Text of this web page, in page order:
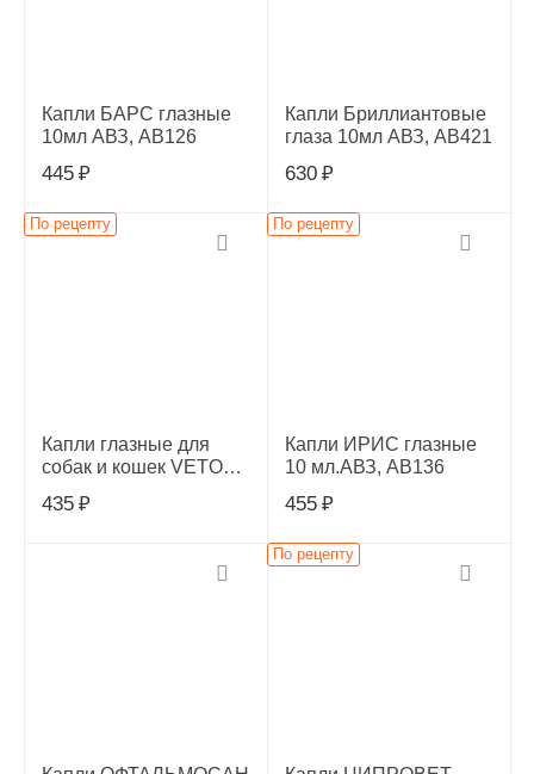
Капли БАРС глазные
10мл АВЗ, АВ126
445 ₽
Капли Бриллиантовые
глаза 10мл АВЗ, АВ421
630 ₽
По рецепту
Капли глазные для
собак и кошек VETОКО
435 ₽
По рецепту
Капли ИРИС глазные
10 мл.АВЗ, АВ136
455 ₽
По рецепту